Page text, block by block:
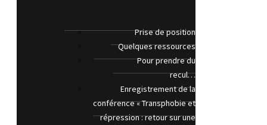
Prise de position
Quelques ressources
Pour prendre du
recul…
Enregistrement de la
conférence « Transphobie et
répression : retour sur une